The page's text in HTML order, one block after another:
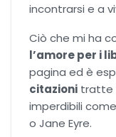
incontrarsi e a
Ciò che mi ha
l’amore per i
pagina ed è
citazioni tratte
imperdibili
o Jane Eyre.